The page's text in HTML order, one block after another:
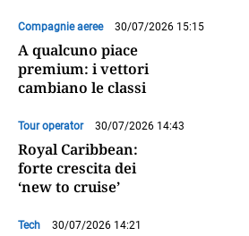
Compagnie aeree 30/07/2026 15:15
A qualcuno piace
premium: i vettori
cambiano le classi
Tour operator 30/07/2026 14:43
Royal Caribbean:
forte crescita dei
‘new to cruise’
Tech 30/07/2026 14:21